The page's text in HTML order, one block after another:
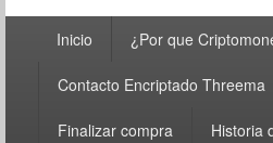
principalInicio ¿Por que
Contacto Encriptado Threema
Finalizar compra Historia